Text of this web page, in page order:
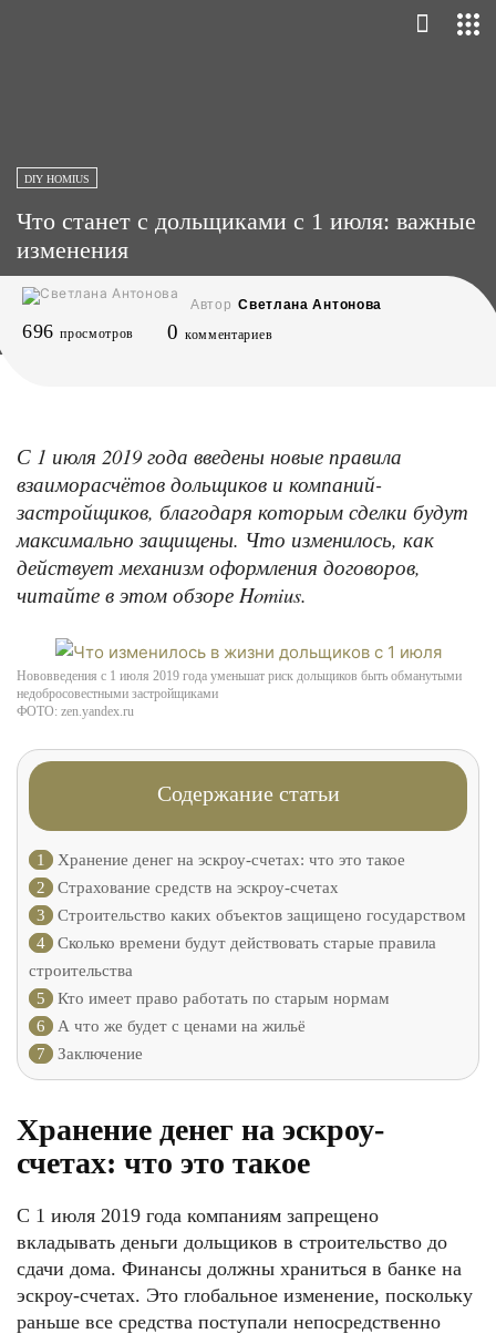
DIY HOMIUS
Что станет с дольщиками с 1 июля: важные
изменения
Автор Светлана Антонова
696 просмотров 0 комментариев
С 1 июля 2019 года введены новые правила
взаиморасчётов дольщиков и компаний-
застройщиков, благодаря которым сделки будут
максимально защищены. Что изменилось, как
действует механизм оформления договоров,
читайте в этом обзоре Homius.
Нововведения с 1 июля 2019 года уменьшат риск дольщиков быть обманутыми
недобросовестными застройщиками
ФОТО: zen.yandex.ru
Содержание статьи
1
Хранение денег на эскроу-счетах: что это такое
2
Страхование средств на эскроу-счетах
3
Строительство каких объектов защищено государством
4
Сколько времени будут действовать старые правила
строительства
5
Кто имеет право работать по старым нормам
6
А что же будет с ценами на жильё
7
Заключение
Хранение денег на эскроу-
счетах: что это такое
С 1 июля 2019 года компаниям запрещено
вкладывать деньги дольщиков в строительство до
сдачи дома. Финансы должны храниться в банке на
эскроу-счетах. Это глобальное изменение, поскольку
раньше все средства поступали непосредственно